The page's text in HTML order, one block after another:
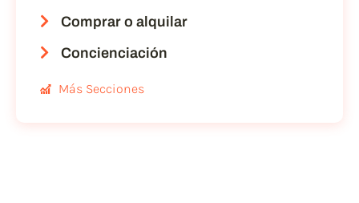
Comprar o alquilar
Concienciación
Más Secciones